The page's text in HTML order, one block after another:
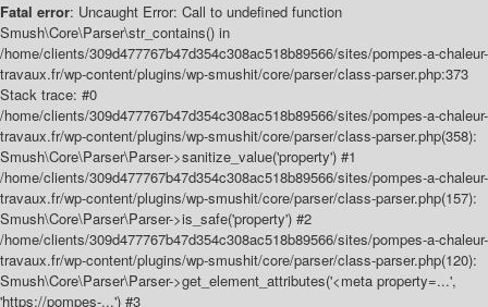
Fatal error: Uncaught Error: Call to undefined function
Smush\Core\Parser\str_contains() in
/home/clients/309d477767b47d354c308ac518b89566/sites/pompes-a-chaleur-
travaux.fr/wp-content/plugins/wp-smushit/core/parser/class-parser.php:373
Stack trace: #0
/home/clients/309d477767b47d354c308ac518b89566/sites/pompes-a-chaleur-
travaux.fr/wp-content/plugins/wp-smushit/core/parser/class-parser.php(358):
Smush\Core\Parser\Parser->sanitize_value('property') #1
/home/clients/309d477767b47d354c308ac518b89566/sites/pompes-a-chaleur-
travaux.fr/wp-content/plugins/wp-smushit/core/parser/class-parser.php(157):
Smush\Core\Parser\Parser->is_safe('property') #2
/home/clients/309d477767b47d354c308ac518b89566/sites/pompes-a-chaleur-
travaux.fr/wp-content/plugins/wp-smushit/core/parser/class-parser.php(120):
Smush\Core\Parser\Parser->get_element_attributes('<meta property=...',
'https://pompes-...') #3